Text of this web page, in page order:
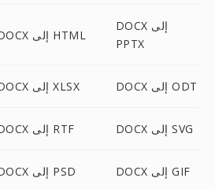
DOCX إلى HTML
DOCX إلى
PPTX
DOCX إلى XLSX DOCX إلى ODT
DOCX إلى RTF DOCX إلى SVG
DOCX إلى PSD DOCX إلى GIF